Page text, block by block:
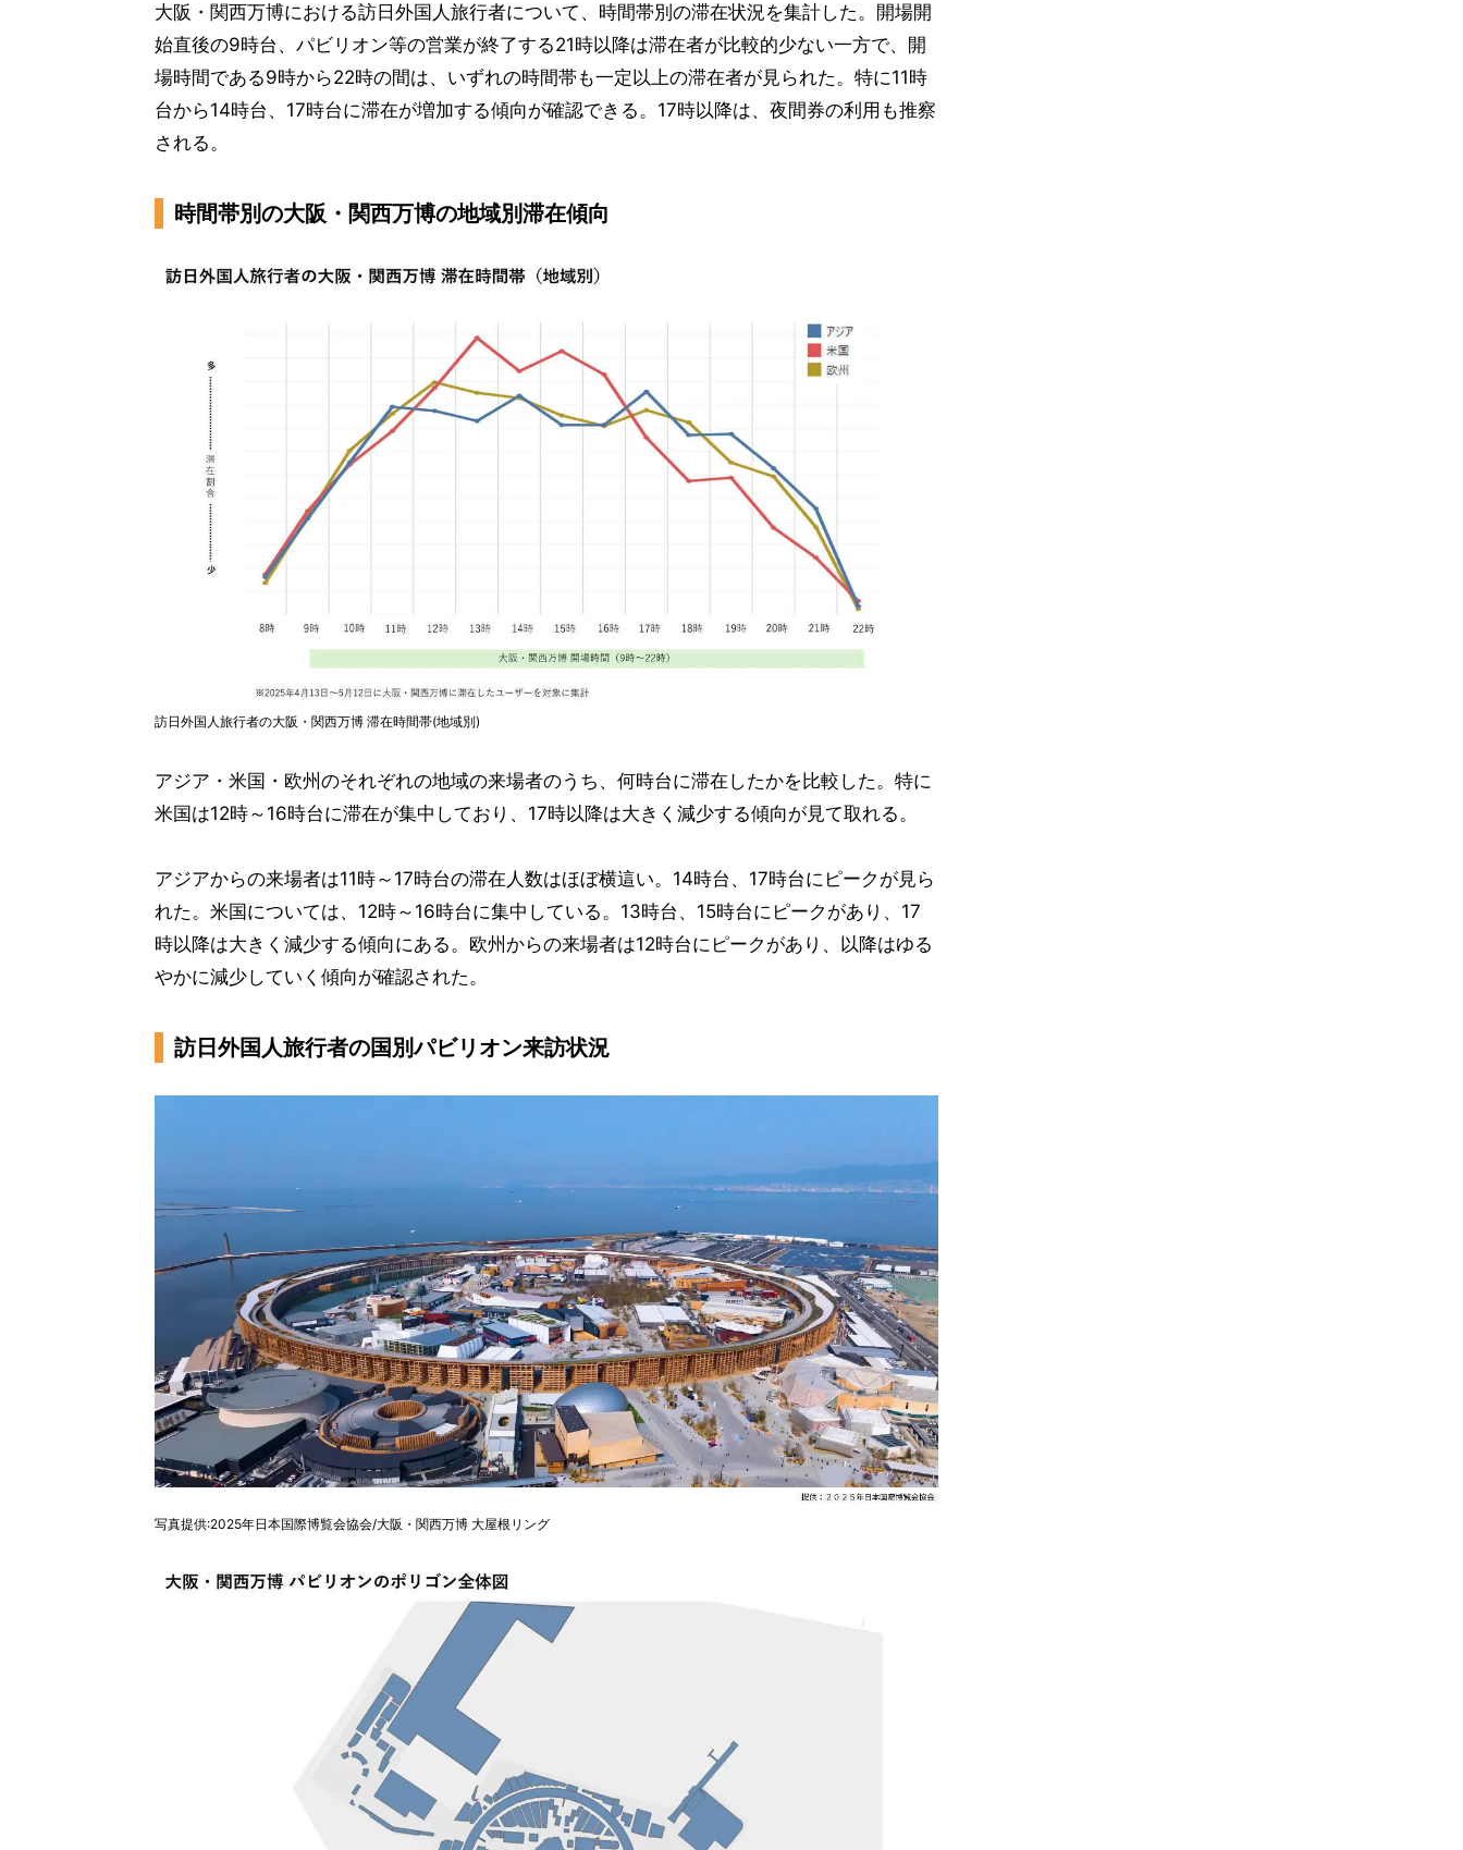
大阪・関西万博における訪日外国人旅行者について、時間帯別の滞在状況を集計した。開場開
始直後の9時台、パビリオン等の営業が終了する21時以降は滞在者が比較的少ない一方で、開
場時間である9時から22時の間は、いずれの時間帯も一定以上の滞在者が見られた。特に11時
台から14時台、17時台に滞在が増加する傾向が確認できる。17時以降は、夜間券の利用も推察
される。
時間帯別の大阪・関西万博の地域別滞在傾向
訪日外国人旅行者の大阪・関西万博 滞在時間帯(地域別)
アジア・米国・欧州のそれぞれの地域の来場者のうち、何時台に滞在したかを比較した。特に
米国は12時～16時台に滞在が集中しており、17時以降は大きく減少する傾向が見て取れる。
アジアからの来場者は11時～17時台の滞在人数はほぼ横這い。14時台、17時台にピークが見ら
れた。米国については、12時～16時台に集中している。13時台、15時台にピークがあり、17
時以降は大きく減少する傾向にある。欧州からの来場者は12時台にピークがあり、以降はゆる
やかに減少していく傾向が確認された。
訪日外国人旅行者の国別パビリオン来訪状況
写真提供:2025年日本国際博覧会協会/大阪・関西万博 大屋根リング